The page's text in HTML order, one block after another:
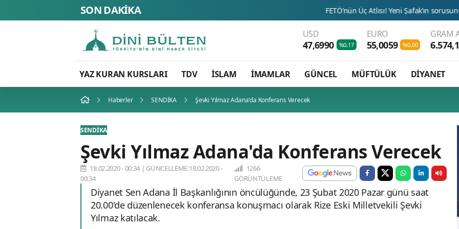
SON DAKİKA FETÖ’nün Üç Atlısı! Yeni Şafak’ın sorusunu Dini Bülten
USD
47,6990 %0,17
EURO
55,0059 %0,00
GRAM
YAZ KURAN KURSLARI TDV İSLAM İMAMLAR GÜNCEL MÜFTÜLÜK DİYANET
Haberler SENDİKA Şevki Yılmaz Adana'da Konferans Verecek
SENDİKA
Şevki Yılmaz Adana'da Konferans Verecek
18.02.2020 - 00:34 | GÜNCELLEME:18.02.2020 -
00:34
1266
GÖRÜNTÜLEME
Diyanet Sen Adana İl Başkanlığının öncülüğünde, 23 Şubat 2020 Pazar günü saat
20.00'de düzenlenecek konferansa konuşmacı olarak Rize Eski Milletvekili Şevki
Yılmaz katılacak.